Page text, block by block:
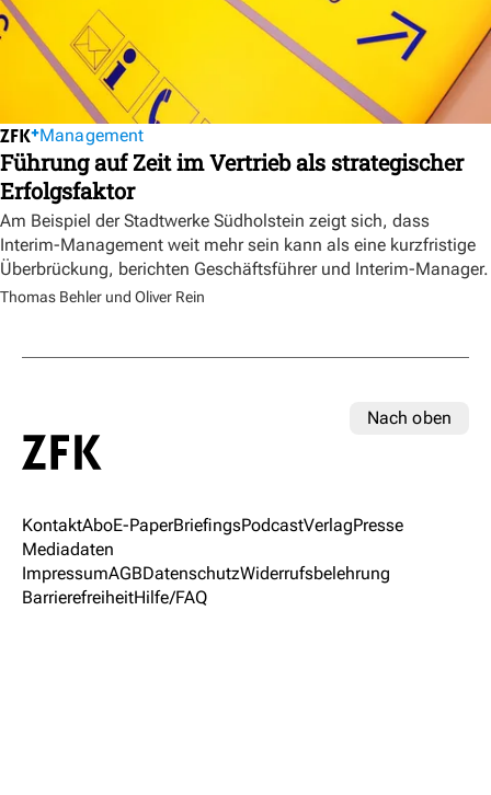
Management
Führung auf Zeit im Vertrieb als strategischer
Erfolgsfaktor
Am Beispiel der Stadtwerke Südholstein zeigt sich, dass
Interim-Management weit mehr sein kann als eine kurzfristige
Überbrückung, berichten Geschäftsführer und Interim-Manager.
Thomas Behler und Oliver Rein
Nach oben
KontaktAboE-PaperBriefingsPodcastVerlagPresse
Mediadaten
ImpressumAGBDatenschutzWiderrufsbelehrung
BarrierefreiheitHilfe/FAQ